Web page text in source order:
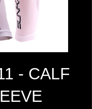
- CALF